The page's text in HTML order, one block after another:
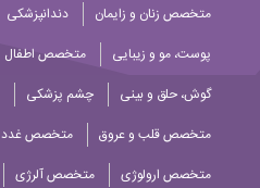
متخصص زنان و زایمان
دندانپزشکی
پوست، مو و زیبایی
متخصص اطفال
گوش، حلق و بینی
چشم پزشکی
متخصص قلب و عروق
متخصص غدد
متخصص ارولوژی
متخصص آلرژی